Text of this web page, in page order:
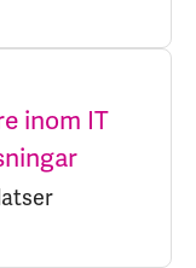
inom IT